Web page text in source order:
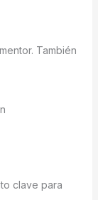
También
clave para